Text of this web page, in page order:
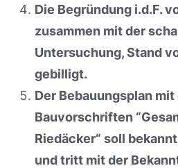
Die Begründung i.d.F.
zusammen mit der
Untersuchung, Stand
gebilligt.
Der Bebauungsplan
Bauvorschriften
Riedäcker“ soll
und tritt mit der